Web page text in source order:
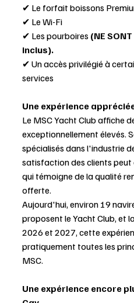
✔ Le forfait boissons
✔ Le Wi-Fi
✔ Les pourboires (NE
inclus).
✔ Un accès privilégié à
services
Une expérience
Le MSC Yacht Club affiche
exceptionnellement élevés.
spécialisés dans l'industrie
satisfaction des clients peut
qui témoigne de la qualité
offerte.
Aujourd'hui, environ 19
proposent le Yacht Club, et
2026 et 2027, cette
pratiquement toutes les
MSC.
Une expérience encore